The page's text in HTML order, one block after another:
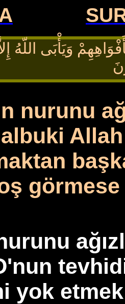
وَيَأْبَى اللّهُ
nurunu
görmese
yok